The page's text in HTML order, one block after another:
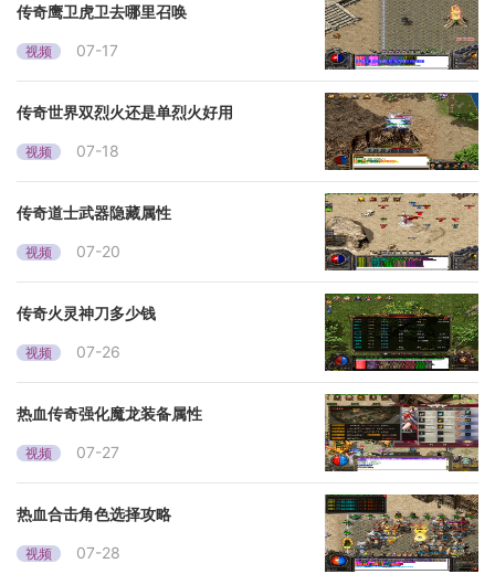
传奇鹰卫虎卫去哪里召唤
视频 07-17
传奇世界双烈火还是单烈火好用
视频 07-18
传奇道士武器隐藏属性
视频 07-20
传奇火灵神刀多少钱
视频 07-26
热血传奇强化魔龙装备属性
视频 07-27
热血合击角色选择攻略
视频 07-28